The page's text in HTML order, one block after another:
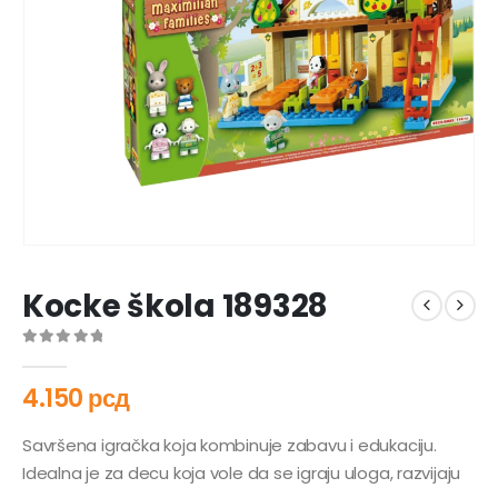
Kocke škola 189328
4.150рсд
Savršena igračka koja kombinuje zabavu i edukaciju.
Idealna je za decu koja vole da se igraju uloga, razvijaju